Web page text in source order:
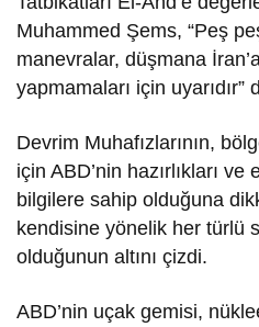
Muhammed Şems, “Peş
manevralar, düşmana
yapmamaları için uyarıdır”
Devrim Muhafızlarının,
için ABD’nin hazırlıkları ve
bilgilere sahip olduğuna
kendisine yönelik her türlü
olduğunun altını çizdi.
ABD’nin uçak gemisi,